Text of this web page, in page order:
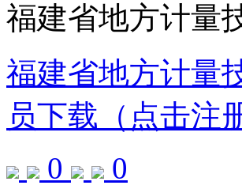
福建省地方计量
福建省地方计量
员下载（点击注
0
0